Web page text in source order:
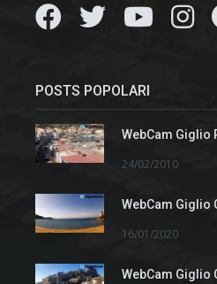
POSTS POPOLARI
WebCam Giglio
24/02/2010
WebCam Giglio
16/01/2020
WebCam Giglio